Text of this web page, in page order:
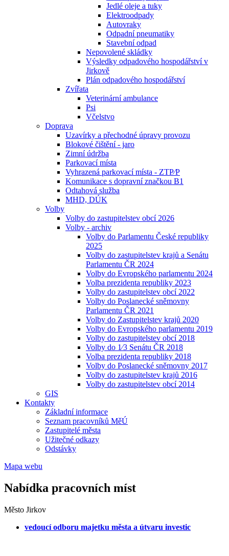
Jedlé oleje a tuky
Elektroodpady
Autovraky
Odpadní pneumatiky
Stavební odpad
Nepovolené skládky
Výsledky odpadového hospodářství v
Jirkově
Plán odpadového hospodářství
Zvířata
Veterinární ambulance
Psi
Včelstvo
Doprava
Uzavírky a přechodné úpravy provozu
Blokové čištění - jaro
Zimní údržba
Parkovací místa
Vyhrazená parkovací místa - ZTP⁄P
Komunikace s dopravní značkou B1
Odtahová služba
MHD, DÚK
Volby
Volby do zastupitelstev obcí 2026
Volby - archiv
Volby do Parlamentu České republiky
2025
Volby do zastupitelstev krajů a Senátu
Parlamentu ČR 2024
Volby do Evropského parlamentu 2024
Volba prezidenta republiky 2023
Volby do zastupitelstev obcí 2022
Volby do Poslanecké sněmovny
Parlamentu ČR 2021
Volby do Zastupitelstev krajů 2020
Volby do Evropského parlamentu 2019
Volby do zastupitelstev obcí 2018
Volby do 1⁄3 Senátu ČR 2018
Volba prezidenta republiky 2018
Volby do Poslanecké sněmovny 2017
Volby do zastupitelstev krajů 2016
Volby do zastupitelstev obcí 2014
GIS
Kontakty
Základní informace
Seznam pracovníků MěÚ
Zastupitelé města
Užitečné odkazy
Odstávky
Mapa webu
Nabídka pracovních míst
Město Jirkov
vedoucí odboru majetku města a útvaru investic